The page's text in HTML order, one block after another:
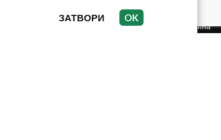
ЗАТВОРИ OK
Използването и публикуването на част или цялото
съдържание на Crimes.BG без разрешение на Медийна